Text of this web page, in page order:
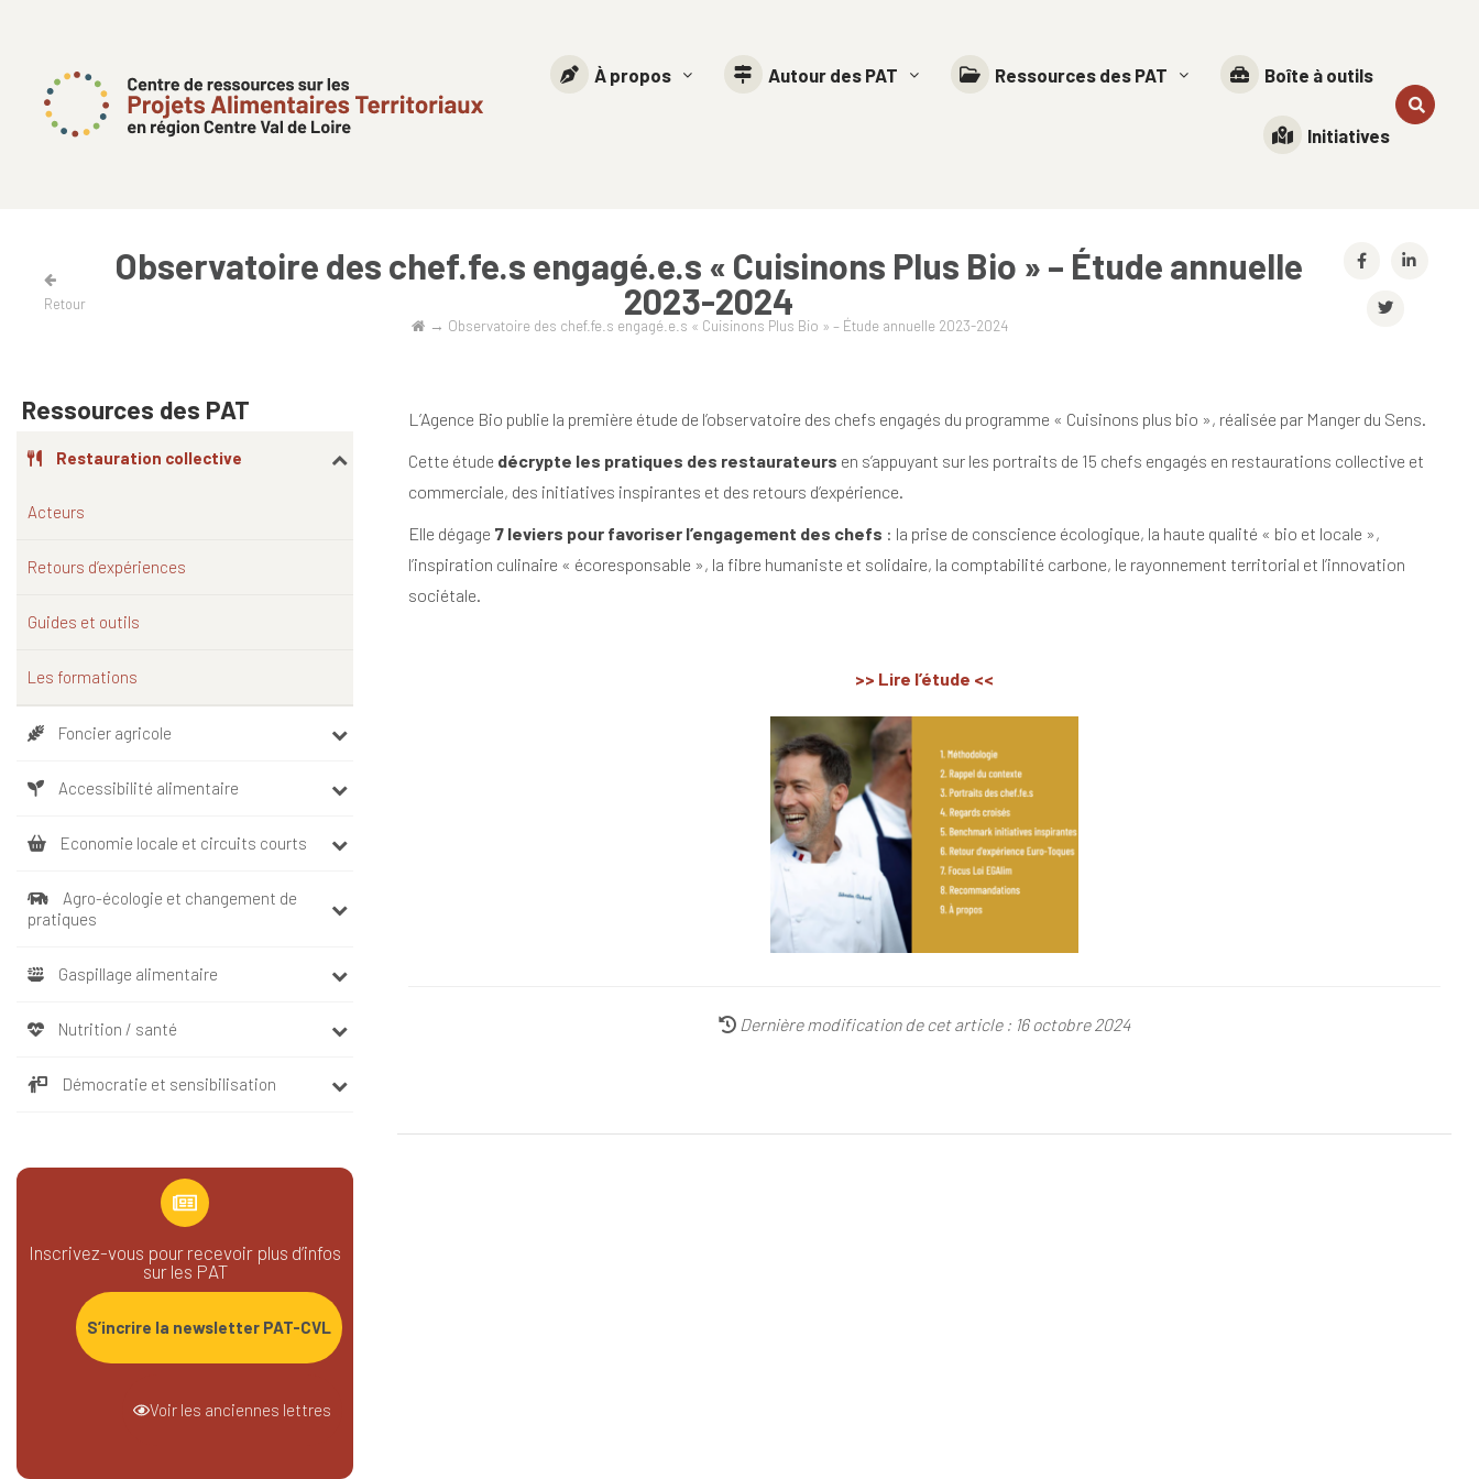
À propos Autour des PAT Ressources des PAT Boîte à outils
Initiatives
Retour
Observatoire des chef.fe.s engagé.e.s « Cuisinons Plus Bio » – Étude annuelle
2023-2024
→ Observatoire des chef.fe.s engagé.e.s « Cuisinons Plus Bio » – Étude annuelle 2023-2024
L’Agence Bio publie la première étude de l’observatoire des chefs engagés du programme « Cuisinons plus bio », réalisée par Manger du Sens.
Cette étude décrypte les pratiques des restaurateurs en s’appuyant sur les portraits de 15 chefs engagés en restaurations collective et
commerciale, des initiatives inspirantes et des retours d’expérience.
Elle dégage 7 leviers pour favoriser l’engagement des chefs : la prise de conscience écologique, la haute qualité « bio et locale »,
l’inspiration culinaire « écoresponsable », la fibre humaniste et solidaire, la comptabilité carbone, le rayonnement territorial et l’innovation
sociétale.
>> Lire l’étude <<
Dernière modification de cet article : 16 octobre 2024
Ressources des PAT
Restauration collective
Acteurs
Retours d’expériences
Guides et outils
Les formations
Foncier agricole
Accessibilité alimentaire
Economie locale et circuits courts
Agro-écologie et changement de
pratiques
Gaspillage alimentaire
Nutrition / santé
Démocratie et sensibilisation
Inscrivez-vous pour recevoir plus d’infos
sur les PAT
S’incrire la newsletter PAT-CVL
Voir les anciennes lettres